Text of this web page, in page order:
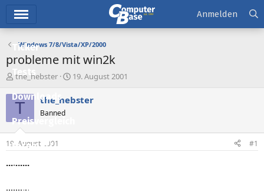
Ticker
Tests
Downloads
Preisvergleich
Forum
Aktuelles
Empfohlene Inhalte
Anmelden
Windows 7/8/Vista/XP/2000
probleme mit win2k
E
s
e
e
the_hebster
E
s
t
19. August 2001
T the_hebster
Banned
19. August 2001 #1
..........
..........